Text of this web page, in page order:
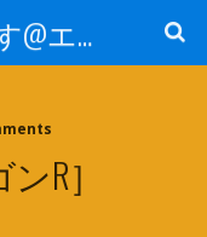
エステサロンで癒す@エステ～全国エステ情報
r］